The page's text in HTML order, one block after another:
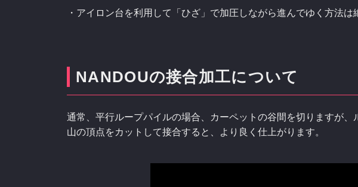
・アイロン台を利用して「ひざ」で加圧しながら進んでゆく方法は
NANDOUの接合加工について
通常、平行ループパイルの場合、カーペットの谷間を切りますが、
山の頂点をカットして接合すると、より良く仕上がります。